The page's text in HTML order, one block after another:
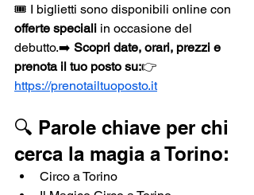
🎟️ I biglietti sono disponibili online con
offerte speciali in occasione del
debutto.➡️ Scopri date, orari, prezzi e
prenota il tuo posto su:👉
https://prenotailtuoposto.it
🔍 Parole chiave per chi
cerca la magia a Torino:
Circo a Torino